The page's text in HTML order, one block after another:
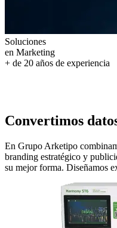
Soluciones
en Marketing
+ de 20 años de experiencia
Convertimos
En Grupo Arketipo
branding estratégico y
su mejor forma. Diseñamos